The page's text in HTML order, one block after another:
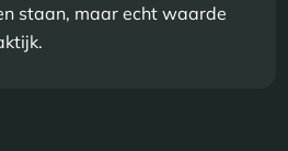
staan, maar echt waarde